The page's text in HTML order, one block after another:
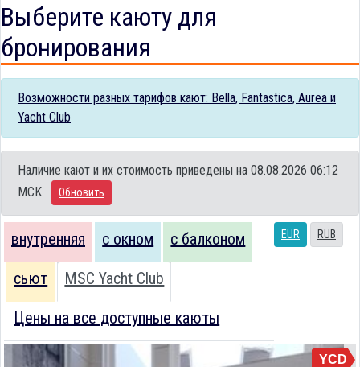
Выберите каюту для
бронирования
Возможности разных тарифов кают: Bella, Fantastica, Aurea и
Yacht Club
Наличие кают и их стоимость приведены на 08.08.2026 06:12
MCK
Обновить
EUR RUB
внутренняя с окном с балконом
сьют MSC Yacht Club
Цены на все доступные каюты
YCD